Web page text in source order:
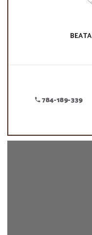
BEATA
784-189-339